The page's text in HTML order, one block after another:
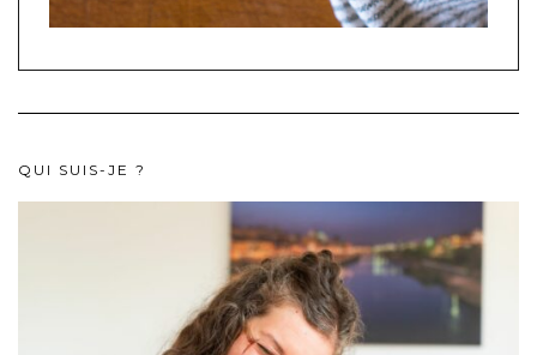
QUI SUIS-JE ?